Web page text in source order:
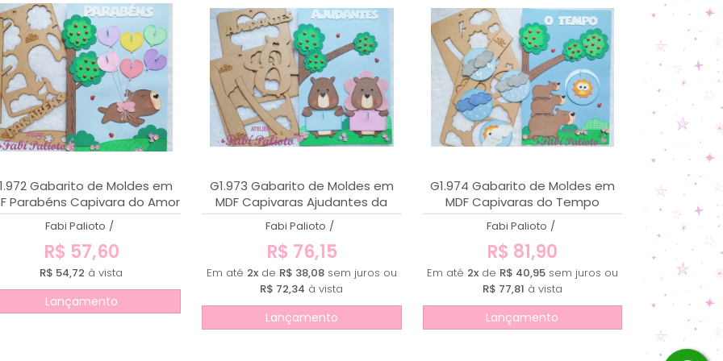
Gabarito de Moldes em
Parabéns Capivara do Amor
Fabi Palioto /
R$ 57,60
R$ 54,72 à vista
Lançamento
G1.973 Gabarito de Moldes em
MDF Capivaras Ajudantes da
''Profe''
Fabi Palioto /
R$ 76,15
Em até 2xde R$ 38,08sem juros ou
R$ 72,34 à vista
Lançamento
G1.974 Gabarito de Moldes em
MDF Capivaras do Tempo
Fabi Palioto /
R$ 81,90
Em até 2xde R$ 40,95sem juros ou
R$ 77,81 à vista
Lançamento